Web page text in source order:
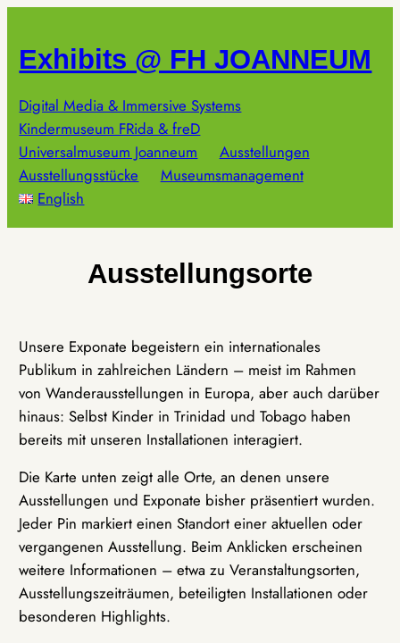
springen
Exhibits @ FH JOANNEUM
Digital Media & Immersive Systems
Kindermuseum FRida & freD
Universalmuseum Joanneum
Ausstellungen
Ausstellungsstücke
Museumsmanagement
English
Ausstellungsorte
Unsere Exponate begeistern ein internationales
Publikum in zahlreichen Ländern – meist im Rahmen
von Wanderausstellungen in Europa, aber auch darüber
hinaus: Selbst Kinder in Trinidad und Tobago haben
bereits mit unseren Installationen interagiert.
Die Karte unten zeigt alle Orte, an denen unsere
Ausstellungen und Exponate bisher präsentiert wurden.
Jeder Pin markiert einen Standort einer aktuellen oder
vergangenen Ausstellung. Beim Anklicken erscheinen
weitere Informationen – etwa zu Veranstaltungsorten,
Ausstellungszeiträumen, beteiligten Installationen oder
besonderen Highlights.